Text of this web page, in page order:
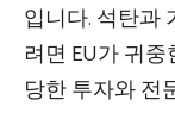
입니다. 석탄과
려면 EU가 귀
당한 투자와 전